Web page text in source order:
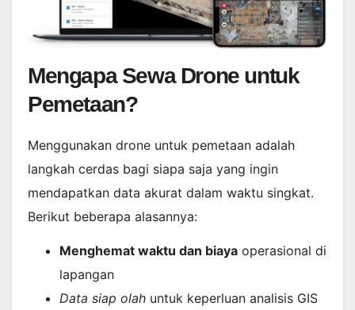
Mengapa Sewa Drone untuk
Pemetaan?
Menggunakan drone untuk pemetaan adalah
langkah cerdas bagi siapa saja yang ingin
mendapatkan data akurat dalam waktu singkat.
Berikut beberapa alasannya:
Menghemat waktu dan biaya operasional di
lapangan
Data siap olah untuk keperluan analisis GIS